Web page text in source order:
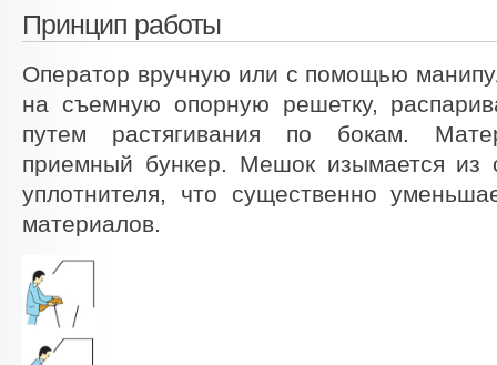
Принцип работы
Оператор вручную или с помощью
на съемную опорную решетку,
путем растягивания по бокам.
приемный бункер. Мешок изымается из
уплотнителя, что существенно
материалов.
Fonctionnement vide sac manuel
Fonctionnement vide sac ligne production industrielle